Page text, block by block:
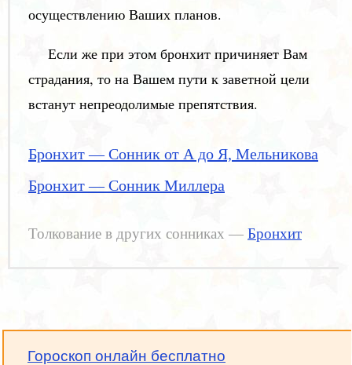
осуществлению Ваших планов.
Если же при этом бронхит причиняет Вам
страдания, то на Вашем пути к заветной цели
встанут непреодолимые препятствия.
Бронхит — Сонник от А до Я, Мельникова
Бронхит — Сонник Миллера
Толкование в других сонниках — Бронхит
Гороскоп онлайн бесплатно